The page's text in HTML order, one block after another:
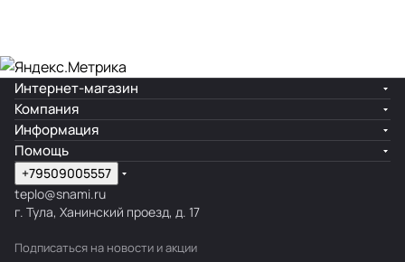
Интернет-магазин
Компания
Информация
Помощь
+79509005557
teplo@snami.ru
г. Тула, Ханинский проезд, д. 17
Подписаться на новости и акции